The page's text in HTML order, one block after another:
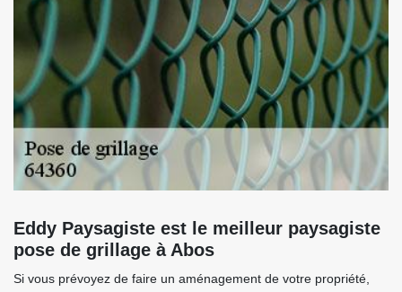
Eddy Paysagiste est le meilleur paysagiste
pose de grillage à Abos
Si vous prévoyez de faire un aménagement de votre propriété,